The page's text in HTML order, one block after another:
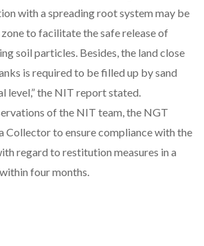
with a spreading root system may be
to facilitate the safe release of
soil particles. Besides, the land close
is required to be filled up by sand
level,” the NIT report stated.
of the NIT team, the NGT
Collector to ensure compliance with the
regard to restitution measures in a
four months.